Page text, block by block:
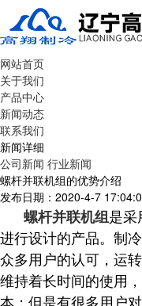
网站首页
关于我们
产品中心
新闻动态
联系我们
新闻详细
公司新闻 行业新闻
螺杆并联机组的优势介绍
发布日期：2020-4-7
螺杆并联机组是采
进行设计的产品。制
众多用户的认可，运
维持着长时间的使用
本；但是有很多用户